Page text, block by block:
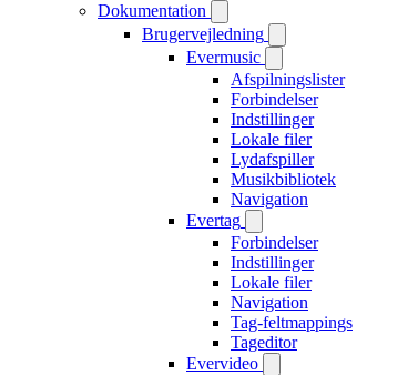
Dokumentation
Brugervejledning
Evermusic
Afspilningslister
Forbindelser
Indstillinger
Lokale filer
Lydafspiller
Musikbibliotek
Navigation
Evertag
Forbindelser
Indstillinger
Lokale filer
Navigation
Tag-feltmappings
Tageditor
Evervideo